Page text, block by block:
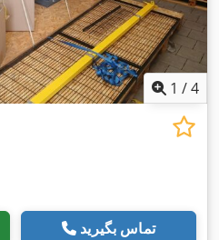
1 /4
تماس بگیرید